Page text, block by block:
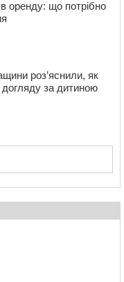
оренду: що потрібно
роз’яснили, як
за дитиною